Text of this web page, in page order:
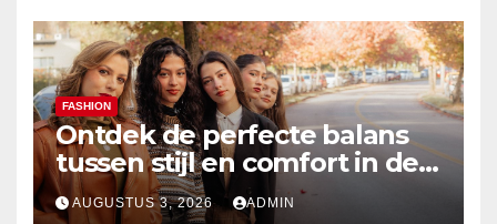
FASHION
Ontdek de perfecte balans
tussen stijl en comfort in de
nieuwste damesmode
AUGUSTUS 3, 2026 ADMIN